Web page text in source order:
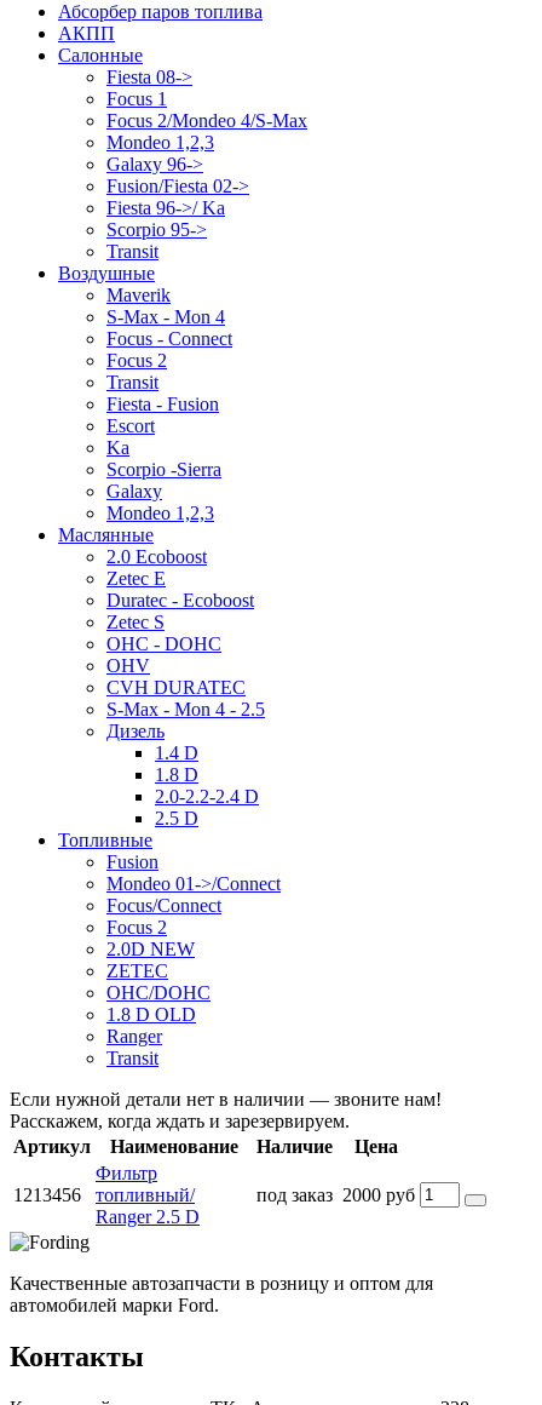
Абсорбер паров топлива
АКПП
Салонные
Fiesta 08->
Focus 1
Focus 2/Mondeo 4/S-Max
Mondeo 1,2,3
Galaxy 96->
Fusion/Fiesta 02->
Fiesta 96->/ Ka
Scorpio 95->
Transit
Воздушные
Maverik
S-Max - Mon 4
Focus - Connect
Focus 2
Transit
Fiesta - Fusion
Escort
Ka
Scorpio -Sierra
Galaxy
Mondeo 1,2,3
Маслянные
2.0 Ecoboost
Zetec E
Duratec - Ecoboost
Zetec S
OHC - DOHC
OHV
CVH DURATEC
S-Max - Mon 4 - 2.5
Дизель
1.4 D
1.8 D
2.0-2.2-2.4 D
2.5 D
Топливные
Fusion
Mondeo 01->/Connect
Focus/Connect
Focus 2
2.0D NEW
ZETEC
OHC/DOHC
1.8 D OLD
Ranger
Transit
Если нужной детали нет в наличии — звоните нам!
Расскажем, когда ждать и зарезервируем.
Артикул
Наименование Наличие Цена
1213456
Фильтр
топливный/
Ranger 2.5 D
под заказ 2000 руб
Качественные автозапчасти в розницу и оптом для
автомобилей марки Ford.
Контакты